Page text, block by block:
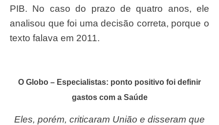
PIB. No caso do prazo de quatro anos, ele
analisou que foi uma decisão correta, porque o
texto falava em 2011.
O Globo – Especialistas: ponto positivo foi definir
gastos com a Saúde
Eles, porém, criticaram União e disseram que